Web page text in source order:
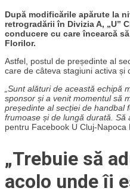
După modificările apărute la
retrogradării în Divizia A, „U”
conducere cu care încearcă
Florilor.
Astfel, postul de președinte al
care de câteva stagiuni activa și
„Sunt alături de această echipă
sponsor și a venit momentul să
președinte al secției de handbal
frumoase și de lungă durată. Să
pentru Facebook U Cluj-Napoca
„Trebuie să
acolo unde îi